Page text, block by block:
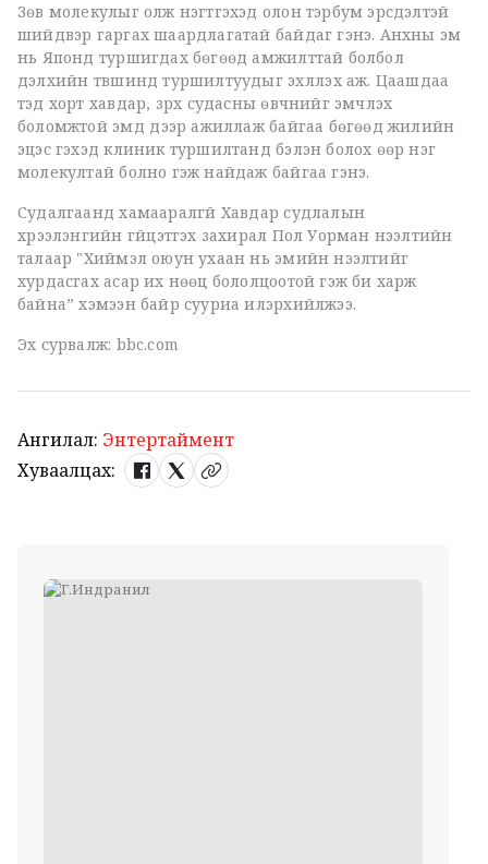
Зөв молекулыг олж нэгтгэхэд олон тэрбум эрсдэлтэй
шийдвэр гаргах шаардлагатай байдаг гэнэ. Анхны эм
нь Японд туршигдах бөгөөд амжилттай болбол
дэлхийн түвшинд туршилтуудыг эхлүүлэх аж. Цаашдаа
тэд хорт хавдар, зүрх судасны өвчнийг эмчлэх
боломжтой эмүүд дээр ажиллаж байгаа бөгөөд жилийн
эцэс гэхэд клиник туршилтанд бэлэн болох өөр нэг
молекултай болно гэж найдаж байгаа гэнэ.
Судалгаанд хамааралгүй Хавдар судлалын
хүрээлэнгийн гүйцэтгэх захирал Пол Уорман нээлтийн
талаар "Хиймэл оюун ухаан нь эмийн нээлтийг
хурдасгах асар их нөөц бололцоотой гэж би харж
байна” хэмээн байр сууриа илэрхийлжээ.
Эх сурвалж: bbc.com
Ангилал: Энтертаймент
Хуваалцах: